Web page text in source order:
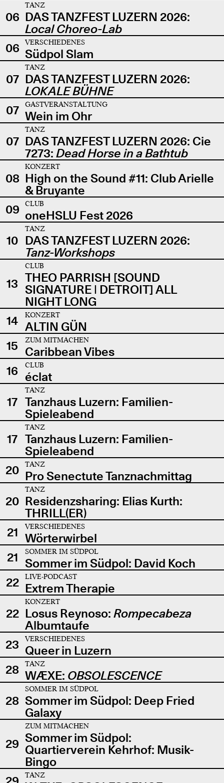
06
TANZ
DAS TANZFEST LUZERN 2026:
Local Choreo-Lab
06
VERSCHIEDENES
Südpol Slam
07
TANZ
DAS TANZFEST LUZERN 2026:
LOKALE BÜHNE
07
GASTVERANSTALTUNG
Wein im Ohr
07
TANZ
DAS TANZFEST LUZERN 2026: Cie
7273: Dead Horse in a Bathtub
08
KONZERT
High on the Sound #11: Club Arielle
& Bruyante
09
CLUB
oneHSLU Fest 2026
10
TANZ
DAS TANZFEST LUZERN 2026:
Tanz-Workshops
13
CLUB
THEO PARRISH [SOUND
SIGNATURE | DETROIT] ALL
NIGHT LONG
14
KONZERT
ALTIN GÜN
15
ZUM MITMACHEN
Caribbean Vibes
16
CLUB
éclat
17
TANZ
Tanzhaus Luzern: Familien-
Spieleabend
17
TANZ
Tanzhaus Luzern: Familien-
Spieleabend
20
TANZ
Pro Senectute Tanznachmittag
20
TANZ
Residenzsharing: Elias Kurth:
THRILL(ER)
21
VERSCHIEDENES
Wörterwirbel
21
SOMMER IM SÜDPOL
Sommer im Südpol: David Koch
22
LIVE-PODCAST
Extrem Therapie
22
KONZERT
Losus Reynoso: Rompecabeza
Albumtaufe
23
VERSCHIEDENES
Queer in Luzern
28
TANZ
WÆXE: OBSOLESCENCE
28
SOMMER IM SÜDPOL
Sommer im Südpol: Deep Fried
Galaxy
29
ZUM MITMACHEN
Sommer im Südpol:
Quartierverein Kehrhof: Musik-
Bingo
TANZ